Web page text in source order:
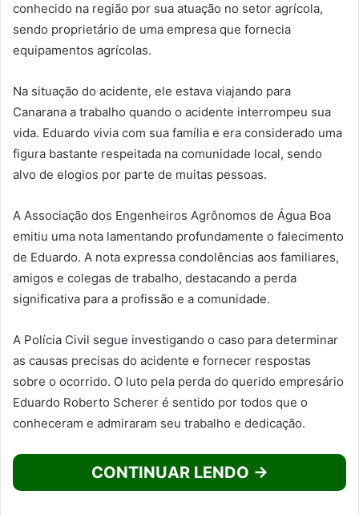
conhecido na região por sua atuação no setor agrícola,
sendo proprietário de uma empresa que fornecia
equipamentos agrícolas.
Na situação do acidente, ele estava viajando para
Canarana a trabalho quando o acidente interrompeu sua
vida. Eduardo vivia com sua família e era considerado uma
figura bastante respeitada na comunidade local, sendo
alvo de elogios por parte de muitas pessoas.
A Associação dos Engenheiros Agrônomos de Água Boa
emitiu uma nota lamentando profundamente o falecimento
de Eduardo. A nota expressa condolências aos familiares,
amigos e colegas de trabalho, destacando a perda
significativa para a profissão e a comunidade.
A Polícia Civil segue investigando o caso para determinar
as causas precisas do acidente e fornecer respostas
sobre o ocorrido. O luto pela perda do querido empresário
Eduardo Roberto Scherer é sentido por todos que o
conheceram e admiraram seu trabalho e dedicação.
CONTINUAR LENDO →